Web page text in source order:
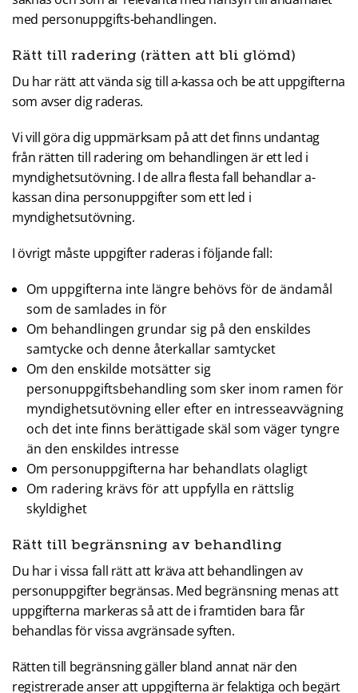
med personuppgifts-behandlingen.
Rätt till radering (rätten att bli glömd)
Du har rätt att vända sig till a-kassa och be att uppgifterna
som avser dig raderas.
Vi vill göra dig uppmärksam på att det finns undantag
från rätten till radering om behandlingen är ett led i
myndighetsutövning. I de allra flesta fall behandlar a-
kassan dina personuppgifter som ett led i
myndighetsutövning.
I övrigt måste uppgifter raderas i följande fall:
Om uppgifterna inte längre behövs för de ändamål
som de samlades in för
Om behandlingen grundar sig på den enskildes
samtycke och denne återkallar samtycket
Om den enskilde motsätter sig
personuppgiftsbehandling som sker inom ramen för
myndighetsutövning eller efter en intresseavvägning
och det inte finns berättigade skäl som väger tyngre
än den enskildes intresse
Om personuppgifterna har behandlats olagligt
Om radering krävs för att uppfylla en rättslig
skyldighet
Rätt till begränsning av behandling
Du har i vissa fall rätt att kräva att behandlingen av
personuppgifter begränsas. Med begränsning menas att
uppgifterna markeras så att de i framtiden bara får
behandlas för vissa avgränsade syften.
Rätten till begränsning gäller bland annat när den
registrerade anser att uppgifterna är felaktiga och begärt